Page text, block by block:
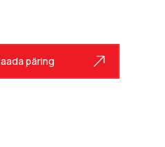
päring